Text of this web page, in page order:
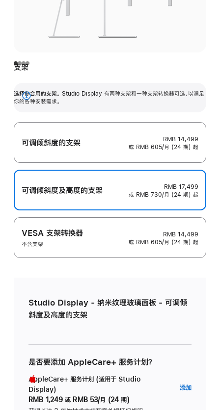
支架
选择你合用的支架。 Studio Display 有两种支架和一种支架转换器可选，以满足
你的各种安装需求。
展
可调倾斜度的支架
RMB 14,499
或 RMB 605/月 (24 期) 起
可调倾斜度及高‍度的支‍架
RMB 17,499
或 RMB 730/月 (24 期) 起
VESA 支架转换器
不含支架
RMB 14,499
或 RMB 605/月 (24 期) 起
Studio Display - 纳米纹理玻璃面板 - 可调倾
斜度及高度的支架
是否要添加 AppleCare+ 服务计划？
AppleCare+ 服务计划 (适用于 Studio
Display)
RMB 1,249 或 RMB 53/月 (24 期)
添加